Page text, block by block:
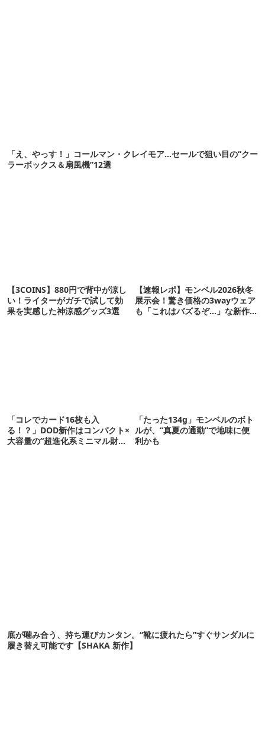
「え、やっす！」コールマン・クレイモア…セールで狙い目の“クー
ラーボックス＆扇風機”12選
【3COINS】880円で背中が涼し
い！ライターがガチで試して効
果を実感した神涼感グッズ3選
【速報レポ】モンベル2026秋冬
展示会！驚き価格の3wayウェア
も「これはバズるぞ…」な新作
「コレでカード16枚も入
る！？」DOD新作はコンパクト×
大容量の“超進化系ミニマル財
「たった134g」モンベルのボト
ルが、“真夏の通勤”で地味に便
利かも
底が噛み合う、持ち運びカンタン。“靴に疲れたら”すぐサンダルに
履き替え可能です【SHAKA 新作】